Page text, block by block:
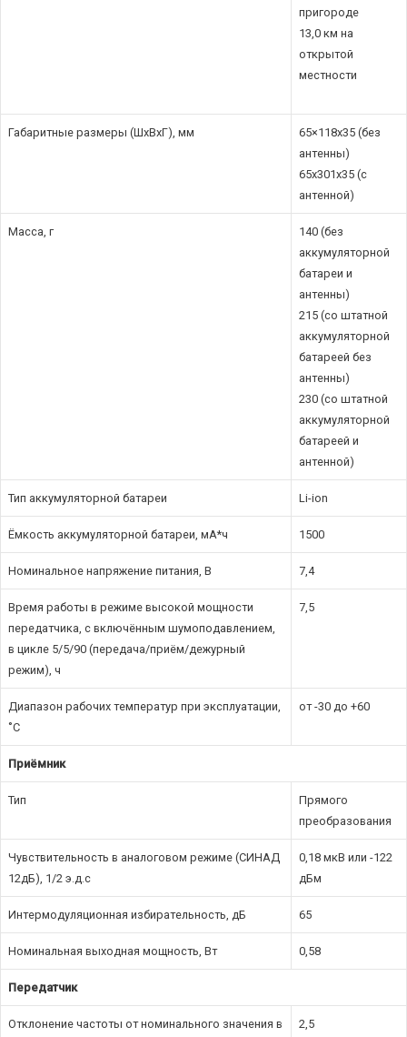
пригороде
13,0 км на
открытой
местности
Габаритные размеры (ШхВхГ), мм
65×118х35 (без
антенны)
65x301x35 (с
антенной)
Масса, г
140 (без
аккумуляторной
батареи и
антенны)
215 (со штатной
аккумуляторной
батареей без
антенны)
230 (со штатной
аккумуляторной
батареей и
антенной)
Тип аккумуляторной батареи Li-ion
Ёмкость аккумуляторной батареи, мА*ч 1500
Номинальное напряжение питания, В 7,4
Время работы в режиме высокой мощности
передатчика, с включённым шумоподавлением,
в цикле 5/5/90 (передача/приём/дежурный
режим), ч
7,5
Диапазон рабочих температур при эксплуатации,
˚С
от -30 до +60
Приёмник
Тип
Прямого
преобразования
Чувствительность в аналоговом режиме (СИНАД
12дБ), 1/2 э.д.с
0,18 мкВ или -122
дБм
Интермодуляционная избирательность, дБ 65
Номинальная выходная мощность, Вт 0,58
Передатчик
Отклонение частоты от номинального значения в 2,5